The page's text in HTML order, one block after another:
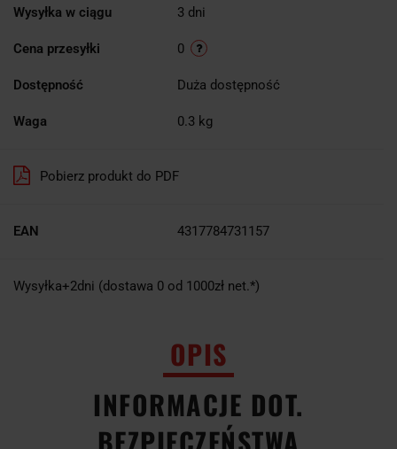
Wysyłka w ciągu 3 dni
Cena przesyłki 0
Dostępność Duża dostępność
Waga 0.3 kg
Pobierz produkt do PDF
EAN 4317784731157
Wysyłka+2dni (dostawa 0 od 1000zł net.*)
OPIS
INFORMACJE DOT.
BEZPIECZEŃSTWA